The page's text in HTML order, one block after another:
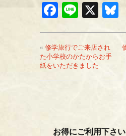
Fa
bo
ok
Li X
« 修学旅行でご来店され
た小学校のかたからお手
紙をいただきました
お得にご利用下さい